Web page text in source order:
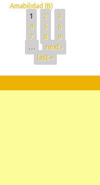
Amabilidad (B)
Pages
1 2
3
4
5
6
7
8
9
…
next ›
last »